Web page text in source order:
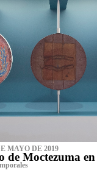
MAYO DE 2019
de Moctezuma